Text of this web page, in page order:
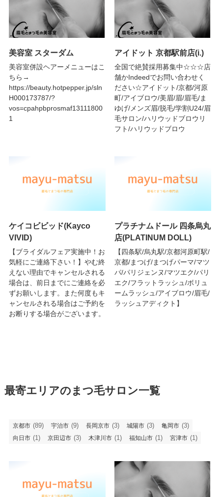
美容室 スターダム
美容室併設ヘアーメニューはこ
ちら→
https://beauty.hotpepper.jp/sln
H000173787/?
vos=cpahpbprosmaf13111800
1
アイドット 京都駅前店(i.)
全国で絶賛採用募集中☆☆☆店
舗かIndeedでお問い合わせく
ださい☆アイドット/京都/河原
町/アイブロウ/美眉/眉/眉毛/ま
ゆげ/メンズ眉/脱毛/学割U24/眉
毛サロン/ハリウッドブロウリ
フト/ハリウッドブロウ
ケイコビビッド(Kayco
VIVID)
【ブライダルフェア実施中！お
気軽にご連絡下さい！】やむ終
えない理由でキャンセルされる
場合は、前日までにご連絡を必
ずお願いします。また何度もキ
ャンセルされる場合はご予約を
お断りする場合がございます。
プラチナムドール 四条烏丸
店(PLATINUM DOLL)
【四条駅/烏丸駅/京都河原町駅/
京都/まつげ/まつげパーマ/マツ
パ/パリジェンヌ/マツエク/パリ
エク/フラットラッシュ/ボリュ
ームラッシュ/アイブロウ/眉毛/
ラッシュアディクト】
最寄エリアのまつ毛サロン一覧
京都市 (89) 宇治市 (9) 長岡京市 (3) 城陽市 (3) 亀岡市 (3)
向日市 (1) 京田辺市 (3) 木津川市 (1) 福知山市 (1) 宮津市 (1)